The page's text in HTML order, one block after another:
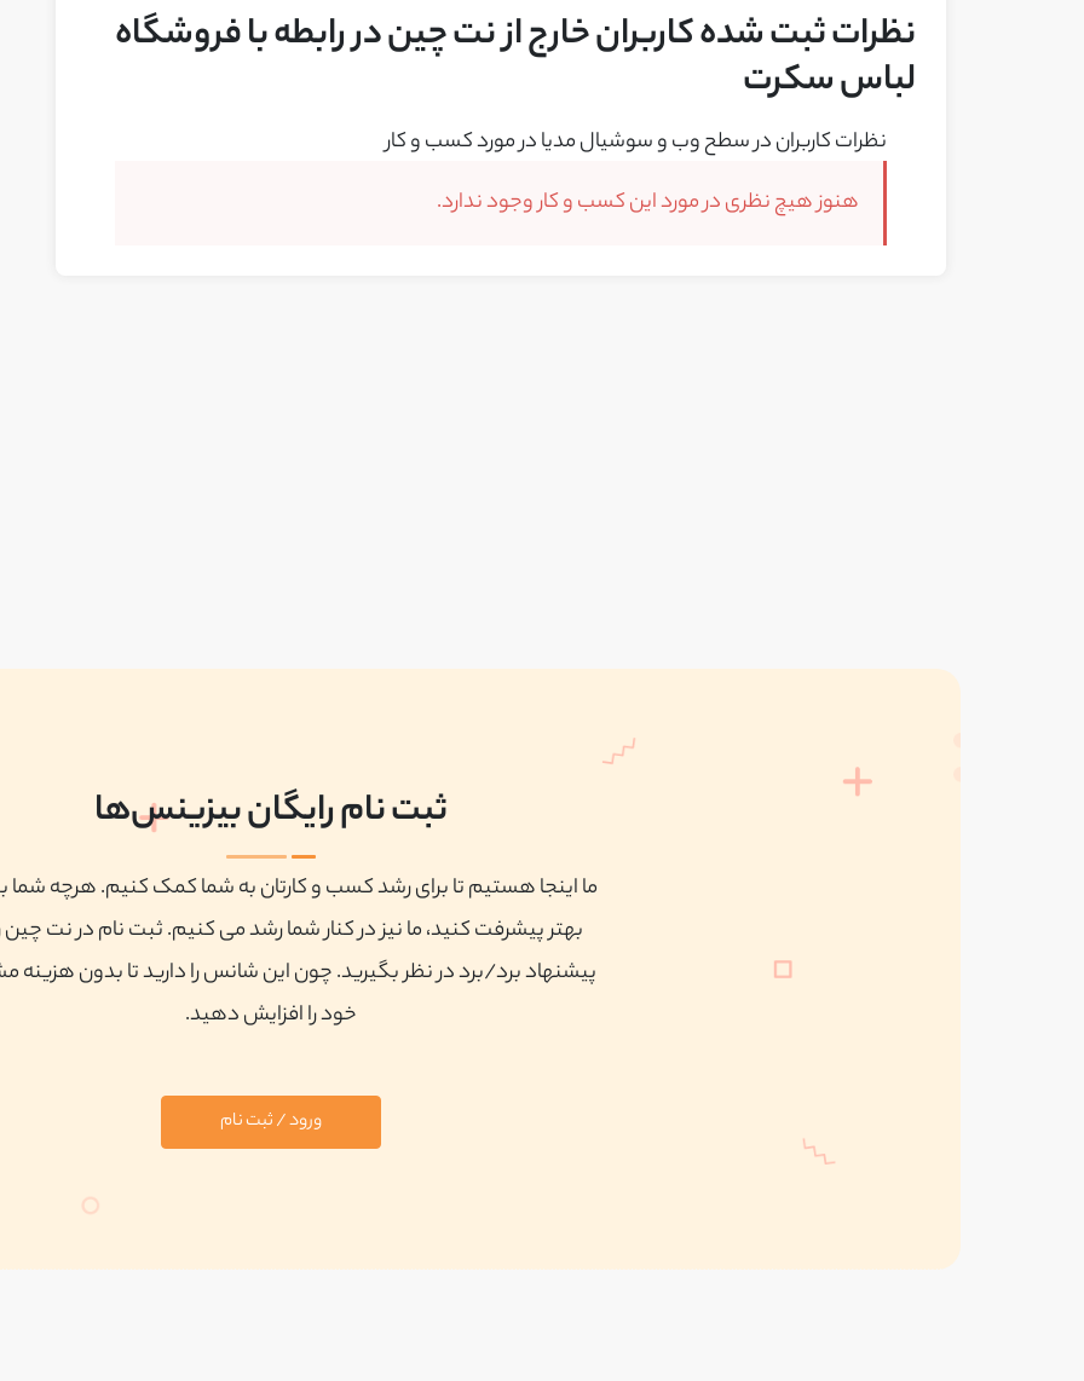
نظرات ثبت شده کاربران خارج از نت چین در رابطه با فروشگاه
لباس سکرت
نظرات کاربران در سطح وب و سوشیال مدیا در مورد کسب و کار
هنوز هیچ نظری در مورد این کسب و کار وجود ندارد.
ثبت نام رایگان بیزینس‌ها
ما اینجا هستیم تا برای رشد کسب و کارتان به شما کمک کنیم. هرچه شما
بهتر پیشرفت کنید، ما نیز در کنار شما رشد می کنیم. ثبت نام در نت چین
پیشنهاد برد/برد در نظر بگیرید. چون این شانس را دارید تا بدون هزینه
خود را افزایش دهید.
ورود / ثبت نام